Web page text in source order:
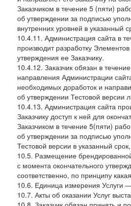
Заказчиком в течение 5 (пяти)
об утверждении за подписью
внутренних уровней в указанный
10.4.11. Администрация сайта в
производит разработку
утверждения ее Заказчику.
10.4.12. Заказчик обязан в
направления Администрации
необходимых доработок и
об утверждении Тестовой версии
10.4.13. Администрация сайта
Заказчику доступ к ней для
Заказчиком в течение 5(пяти)
об утверждении за подписью
Тестовой версии в указанный
10.5. Размещение
с момента окончательного
соответственно, по принципу
10.6. Единица измерения Услуги
10.7. Акты об оказании Услуг